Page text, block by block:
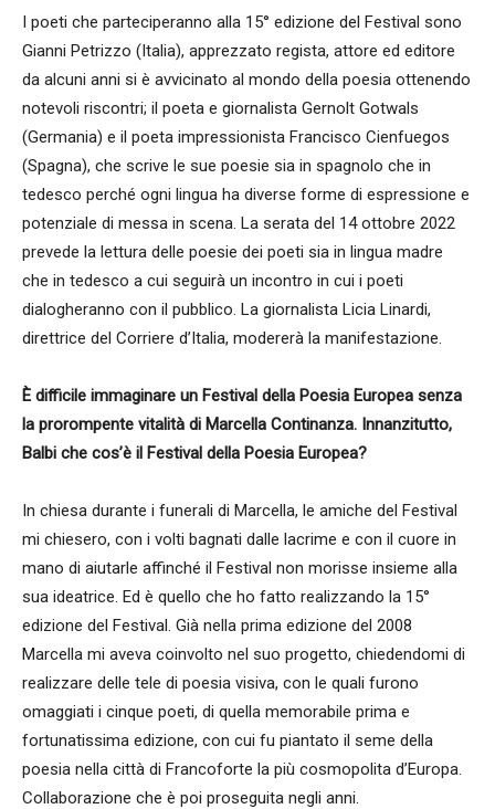
I poeti che parteciperanno alla 15° edizione del Festival sono
Gianni Petrizzo (Italia), apprezzato regista, attore ed editore
da alcuni anni si è avvicinato al mondo della poesia ottenendo
notevoli riscontri; il poeta e giornalista Gernolt Gotwals
(Germania) e il poeta impressionista Francisco Cienfuegos
(Spagna), che scrive le sue poesie sia in spagnolo che in
tedesco perché ogni lingua ha diverse forme di espressione e
potenziale di messa in scena. La serata del 14 ottobre 2022
prevede la lettura delle poesie dei poeti sia in lingua madre
che in tedesco a cui seguirà un incontro in cui i poeti
dialogheranno con il pubblico. La giornalista Licia Linardi,
direttrice del Corriere d’Italia, modererà la manifestazione.
È difficile immaginare un Festival della Poesia Europea senza
la prorompente vitalità di Marcella Continanza. Innanzitutto,
Balbi che cos’è il Festival della Poesia Europea?
In chiesa durante i funerali di Marcella, le amiche del Festival
mi chiesero, con i volti bagnati dalle lacrime e con il cuore in
mano di aiutarle affinché il Festival non morisse insieme alla
sua ideatrice. Ed è quello che ho fatto realizzando la 15°
edizione del Festival. Già nella prima edizione del 2008
Marcella mi aveva coinvolto nel suo progetto, chiedendomi di
realizzare delle tele di poesia visiva, con le quali furono
omaggiati i cinque poeti, di quella memorabile prima e
fortunatissima edizione, con cui fu piantato il seme della
poesia nella città di Francoforte la più cosmopolita d’Europa.
Collaborazione che è poi proseguita negli anni.